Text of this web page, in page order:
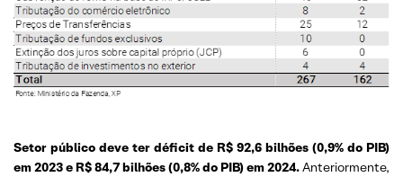
Setor público deve ter déficit de R$ 92,6 bilhões (0,9% do PIB)
em 2023 e R$ 84,7 bilhões (0,8% do PIB) em 2024.Anteriormente,